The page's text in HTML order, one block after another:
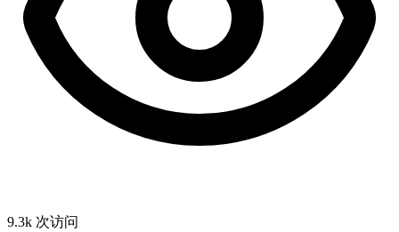
9.3k 次访问